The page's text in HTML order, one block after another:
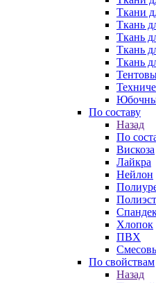
Ткани
Ткань
Ткань
Ткань
Ткань
По составу
Назад
По
Вискоза
Лайкра
Нейлон
Хлопок
ПВХ
По свойствам
Назад